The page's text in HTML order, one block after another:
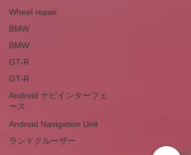
Wheel repair
BMW
BMW
GT-R
GT-R
Android ナビインターフェ
ース
Android Navigation Unit
ランドクルーザー